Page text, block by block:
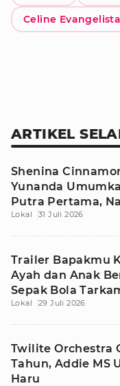
Celine Evangelista
ARTIKEL
Shenina
Yunanda
Putra Pertama,
Makna
Lokal 31 Juli 2026
Trailer Bapakmu
Ayah dan Anak
Sepak Bola
Lokal 29 Juli 2026
Twilite Orchestra
Tahun, Addie MS
Haru